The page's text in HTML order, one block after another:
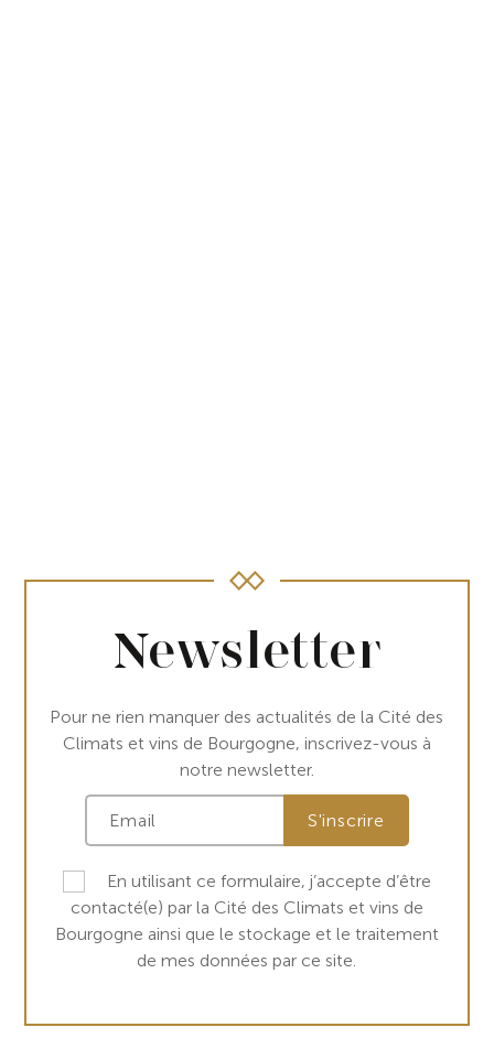
Newsletter
Pour ne rien manquer des actualités de la Cité des
Climats et vins de Bourgogne, inscrivez-vous à
notre newsletter.
En utilisant ce formulaire, j’accepte d’être
contacté(e) par la Cité des Climats et vins de
Bourgogne ainsi que le stockage et le traitement
de mes données par ce site.